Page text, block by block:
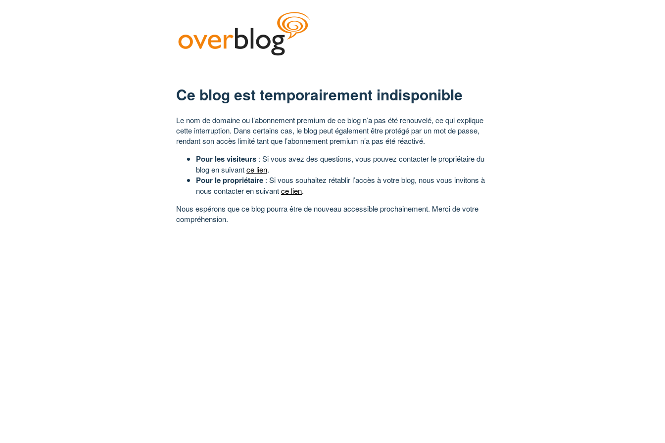
Ce blog est temporairement indisponible
Le nom de domaine ou l’abonnement premium de ce blog n’a pas été renouvelé, ce qui explique
cette interruption. Dans certains cas, le blog peut également être protégé par un mot de passe,
rendant son accès limité tant que l’abonnement premium n’a pas été réactivé.
Pour les visiteurs : Si vous avez des questions, vous pouvez contacter le propriétaire du
blog en suivantce lien.
Pour le propriétaire : Si vous souhaitez rétablir l’accès à votre blog, nous vous invitons à
nous contacter en suivantce lien.
Nous espérons que ce blog pourra être de nouveau accessible prochainement. Merci de votre
compréhension.